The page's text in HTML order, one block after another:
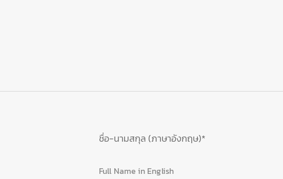
ชื่อ-นามสกุล (ภาษาอังกฤษ)*